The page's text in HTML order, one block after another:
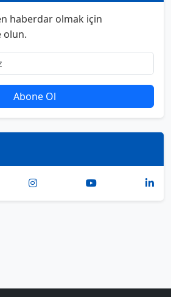
haberdar olmak için
olun.
Abone Ol